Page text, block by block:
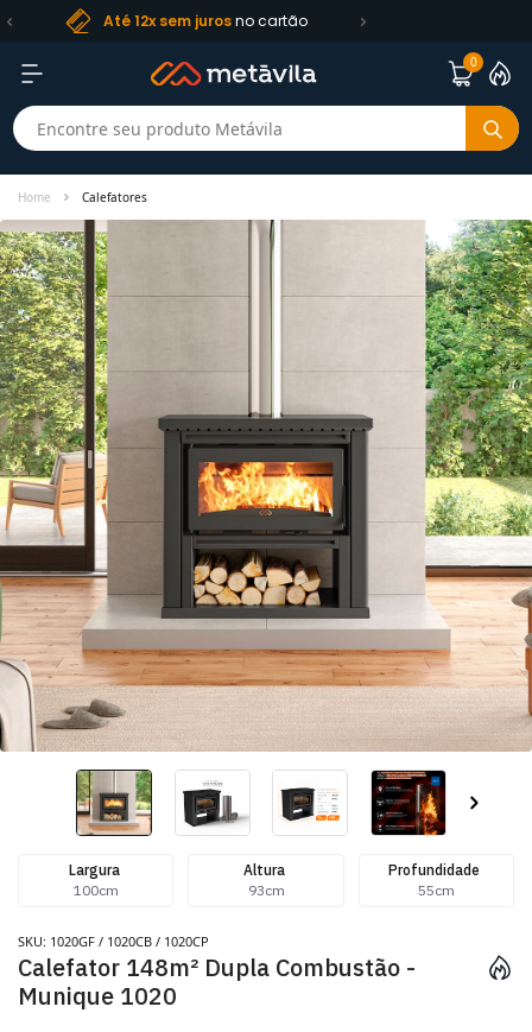
Até 12x sem jurosno cartão
0
Home Calefatores
Largura
100cm
Altura
93cm
Profundidade
55cm
Calefator 148m² Dupla Combustão -
Munique 1020
SKU: 1020GF / 1020CB / 1020CP